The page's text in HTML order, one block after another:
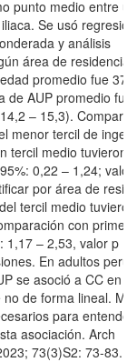
punto medio entre
Se usó regresión
y análisis
área de residencia.
promedio fue 37,2
AUP promedio fue
– 15,3).
menor tercil de
tercil medio tuvieron
0,22 – 1,24; valor
por área de
tercil medio tuvieron
con primer
– 2,53, valor p <
En adultos
se asoció a CC en
de forma lineal.
para
asociación. Arch
73(3)S2: 73-83.